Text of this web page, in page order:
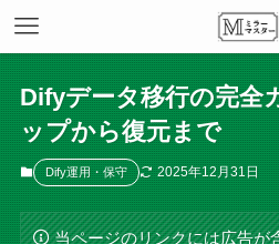
Difyデータ移行の完全
ップから復元まで
Dify運用・保守 2025年12月31日
当ページのリンクには広告が